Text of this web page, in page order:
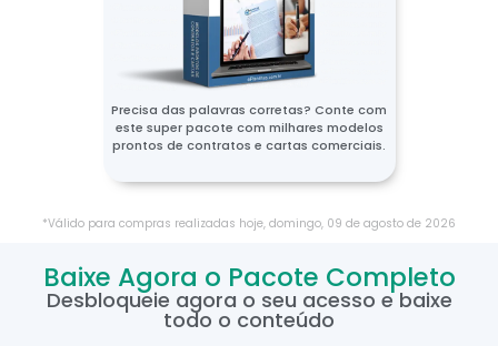
Precisa das palavras corretas? Conte com
este super pacote com milhares modelos
prontos de contratos e cartas comerciais.
*Válido para compras realizadas hoje, domingo, 09 de agosto de 2026
Baixe Agora o Pacote Completo
Desbloqueie agora o seu acesso e baixe
todo o conteúdo